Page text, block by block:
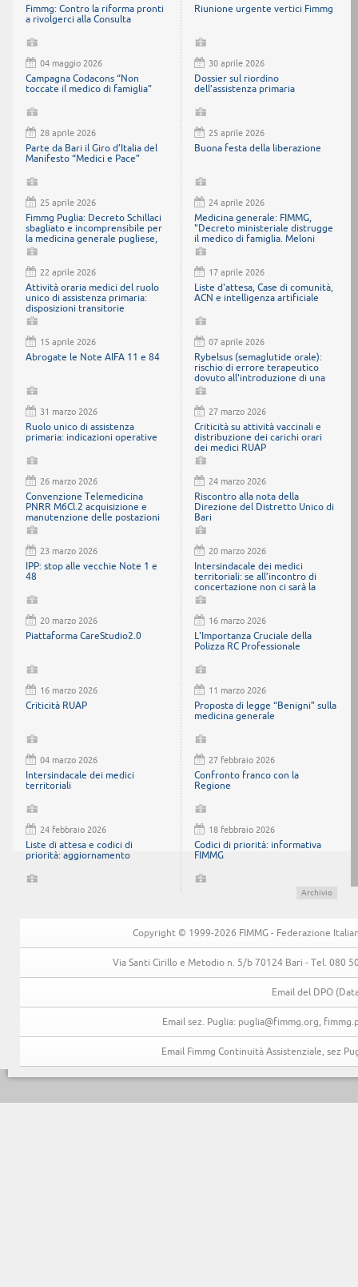
Fimmg: Contro la riforma pronti
a rivolgerci alla Consulta
Riunione urgente vertici Fimmg
04 maggio 2026
Campagna Codacons “Non
toccate il medico di famiglia”
30 aprile 2026
Dossier sul riordino
dell’assistenza primaria
28 aprile 2026
Parte da Bari il Giro d’Italia del
Manifesto “Medici e Pace”
25 aprile 2026
Buona festa della liberazione
25 aprile 2026
Fimmg Puglia: Decreto Schillaci
sbagliato e incomprensibile per
la medicina generale pugliese,
che boccia metodo e contenuti
24 aprile 2026
Medicina generale: FIMMG,
"Decreto ministeriale distrugge
il medico di famiglia. Meloni
intervenga"
22 aprile 2026
Attività oraria medici del ruolo
unico di assistenza primaria:
disposizioni transitorie
17 aprile 2026
Liste d'attesa, Case di comunità,
ACN e intelligenza artificiale
15 aprile 2026
Abrogate le Note AIFA 11 e 84
07 aprile 2026
Rybelsus (semaglutide orale):
rischio di errore terapeutico
dovuto all'introduzione di una
nuova formulazione con
maggiore biodisponibilità
31 marzo 2026
Ruolo unico di assistenza
primaria: indicazioni operative
27 marzo 2026
Criticità su attività vaccinali e
distribuzione dei carichi orari
dei medici RUAP
26 marzo 2026
Convenzione Telemedicina
PNRR M6Cl.2 acquisizione e
manutenzione delle postazioni
di lavoro e della relativa logistica
per soluzioni di telemedicina
24 marzo 2026
Riscontro alla nota della
Direzione del Distretto Unico di
Bari
23 marzo 2026
IPP: stop alle vecchie Note 1 e
48
20 marzo 2026
Intersindacale dei medici
territoriali: se all’incontro di
concertazione non ci sarà la
parte politica, abbandoneremo il
tavolo
20 marzo 2026
Piattaforma CareStudio2.0
16 marzo 2026
L'Importanza Cruciale della
Polizza RC Professionale
16 marzo 2026
Criticità RUAP
11 marzo 2026
Proposta di legge “Benigni” sulla
medicina generale
04 marzo 2026
Intersindacale dei medici
territoriali
27 febbraio 2026
Confronto franco con la
Regione
24 febbraio 2026
Liste di attesa e codici di
priorità: aggiornamento
18 febbraio 2026
Codici di priorità: informativa
FIMMG
Archivio
Copyright © 1999-2026 FIMMG - Federazione
Via Santi Cirillo e Metodio n. 5/b 70124 Bari - Tel. 080
Email del DPO
Email sez. Puglia: puglia@fimmg.org,
Email Fimmg Continuità Assistenziale, sez